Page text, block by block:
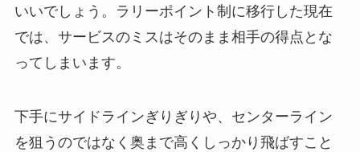
いいでしょう。ラリーポイント制に移行した現在
では、サービスのミスはそのまま相手の得点とな
ってしまいます。
下手にサイドラインぎりぎりや、センターライン
を狙うのではなく奥まで高くしっかり飛ばすこと